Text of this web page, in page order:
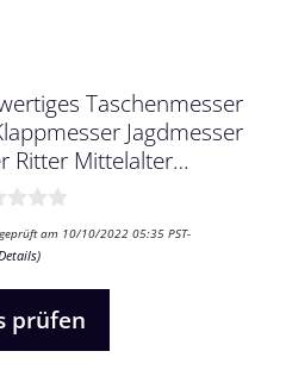
Taschenmesser
Jagdmesser
Ritter Mittelalter…
am 10/10/2022 05:35 PST-
)
prüfen